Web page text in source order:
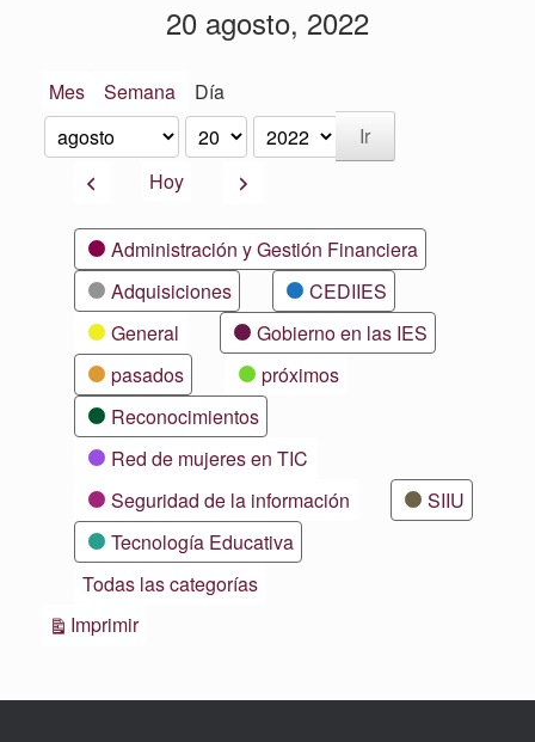
20 agosto, 2022
Mes Semana Día
Mes
Día
Año
AnteriorHoy Siguiente
CategoríasAdministración y Gestión Financiera
Adquisiciones
CEDIIES
General
Gobierno en las IES
pasados
próximos
Reconocimientos
Red de mujeres en TIC
Seguridad de la información
SIIU
Tecnología Educativa
Todas las categorías
ImprimirVistas